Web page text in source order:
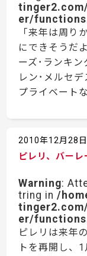
er/
「来年は周り
にできそうだ
ーズ･ランキ
レン･メルセ
プライベート
2010年12月28日
ピレリ、バー
Warning:
tring in/
er/
ピレリは来年
トを再開し、